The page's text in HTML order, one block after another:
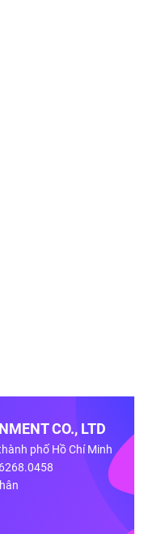
CO., LTD
phố Hồ Chí Minh